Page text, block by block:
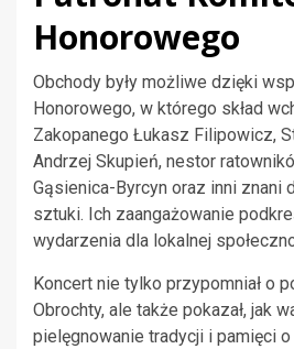
Honorowego
Obchody były możliwe dzięki
Honorowego, w którego skład
Zakopanego Łukasz Filipowicz,
Andrzej Skupień, nestor
Gąsienica-Byrcyn oraz inni znani
sztuki. Ich zaangażowanie
wydarzenia dla lokalnej
Koncert nie tylko przypomniał o
Obrochty, ale także pokazał, jak
pielęgnowanie tradycji i pamięci